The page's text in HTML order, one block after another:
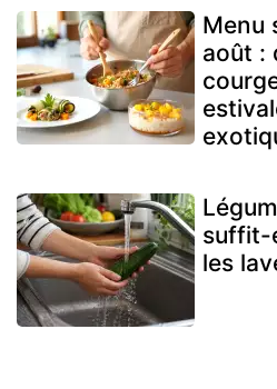
Menu
août :
suffit-
les